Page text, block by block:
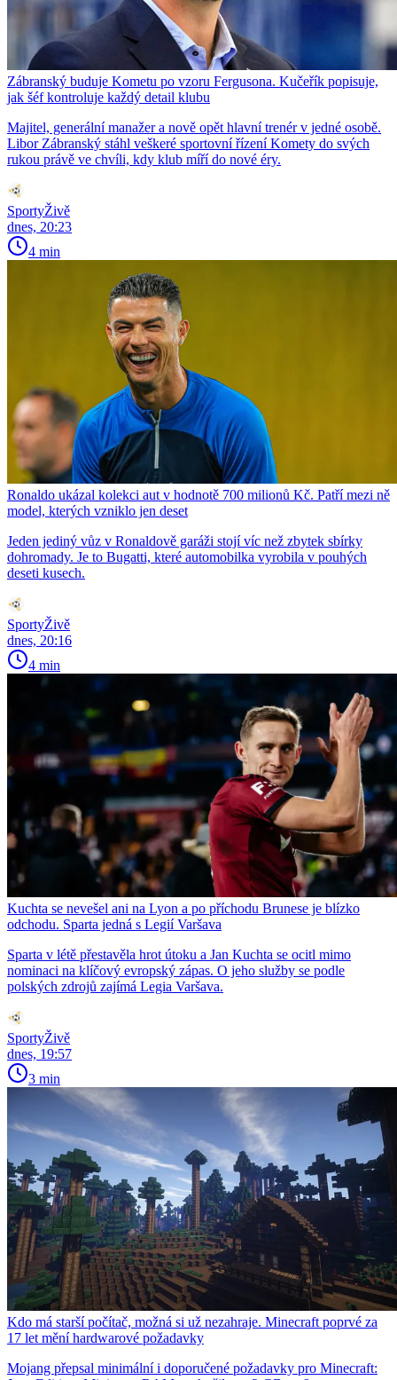
Zábranský buduje Kometu po vzoru Fergusona. Kučeřík popisuje,
jak šéf kontroluje každý detail klubu
Majitel, generální manažer a nově opět hlavní trenér v jedné osobě.
Libor Zábranský stáhl veškeré sportovní řízení Komety do svých
rukou právě ve chvíli, kdy klub míří do nové éry.
SportyŽivě
dnes, 20:23
4 min
Ronaldo ukázal kolekci aut v hodnotě 700 milionů Kč. Patří mezi ně
model, kterých vzniklo jen deset
Jeden jediný vůz v Ronaldově garáži stojí víc než zbytek sbírky
dohromady. Je to Bugatti, které automobilka vyrobila v pouhých
deseti kusech.
SportyŽivě
dnes, 20:16
4 min
Kuchta se nevešel ani na Lyon a po příchodu Brunese je blízko
odchodu. Sparta jedná s Legií Varšava
Sparta v létě přestavěla hrot útoku a Jan Kuchta se ocitl mimo
nominaci na klíčový evropský zápas. O jeho služby se podle
polských zdrojů zajímá Legia Varšava.
SportyŽivě
dnes, 19:57
3 min
Kdo má starší počítač, možná si už nezahraje. Minecraft poprvé za
17 let mění hardwarové požadavky
Mojang přepsal minimální i doporučené požadavky pro Minecraft: